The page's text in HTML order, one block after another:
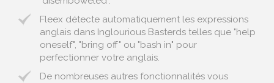
Fleex détecte automatiquement les expressions
anglais dans Inglourious Basterds telles que "help
oneself", "bring off" ou "bash in" pour
perfectionner votre anglais.
De nombreuses autres fonctionnalités vous